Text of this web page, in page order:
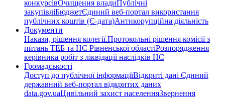
конкурсівОчищення владиПублічні
закупівліБюджетЄдиний веб-портал використання
публічних коштів (Є-дата)Антикорупційна діяльність
Документи
Накази, рішення колегії.Протокольні рішення комісії з
питань ТЕБ та НС Рівненської областіРозпорядження
керівника робіт з ліквідації наслідків НС
Громадськості
Доступ до публічної інформаціїВідкриті дані Єдиний
державний веб-портал відкритих даних
data.gov.uaЦивільний захист населенняЗвернення